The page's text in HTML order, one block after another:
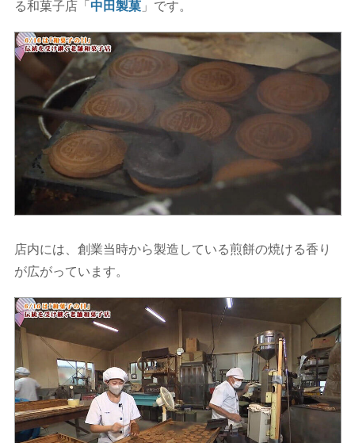
る和菓子店「中田製菓」です。
店内には、創業当時から製造している煎餅の焼ける香り
が広がっています。